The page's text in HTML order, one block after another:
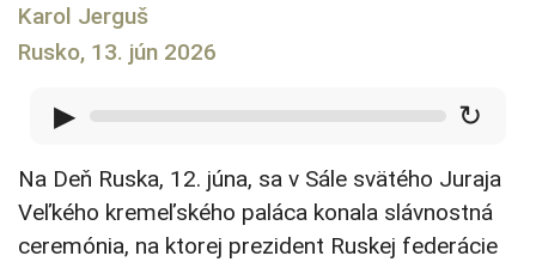
Karol Jerguš
Rusko, 13. jún 2026
▶ ↻
Na Deň Ruska, 12. júna, sa v Sále svätého Juraja
Veľkého kremeľského paláca konala slávnostná
ceremónia, na ktorej prezident Ruskej federácie